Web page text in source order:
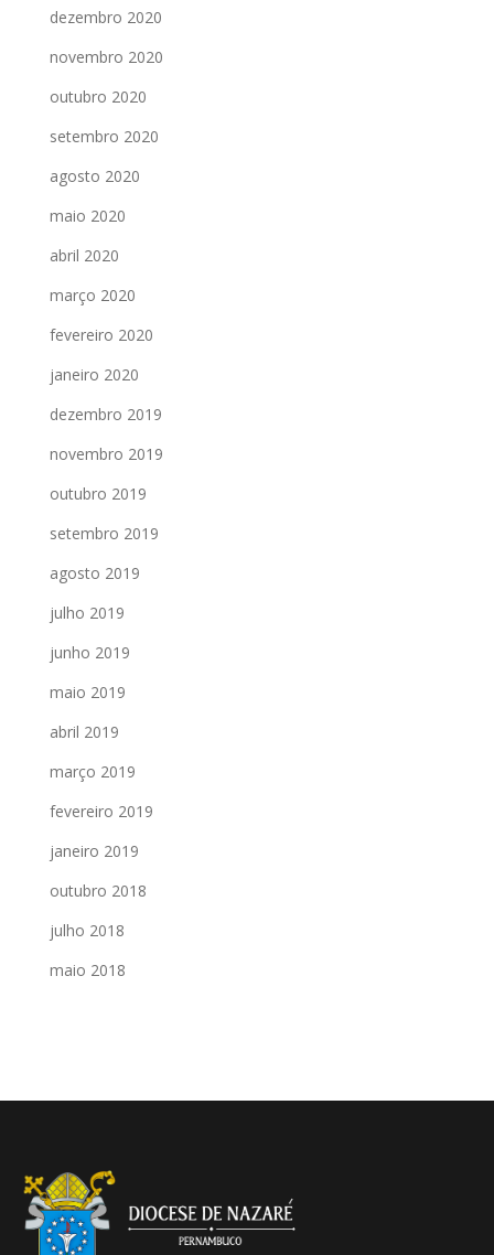
dezembro 2020
novembro 2020
outubro 2020
setembro 2020
agosto 2020
maio 2020
abril 2020
março 2020
fevereiro 2020
janeiro 2020
dezembro 2019
novembro 2019
outubro 2019
setembro 2019
agosto 2019
julho 2019
junho 2019
maio 2019
abril 2019
março 2019
fevereiro 2019
janeiro 2019
outubro 2018
julho 2018
maio 2018